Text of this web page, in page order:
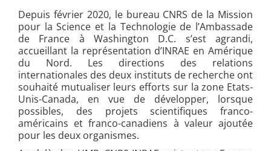
Depuis février 2020, le bureau CNRS de la Mission
pour la Science et la Technologie de l’Ambassade
de France à Washington D.C. s’est agrandi,
accueillant la représentation d’INRAE en Amérique
du Nord. Les directions des relations
internationales des deux instituts de recherche ont
souhaité mutualiser leurs efforts sur la zone Etats-
Unis-Canada, en vue de développer, lorsque
possibles, des projets scientifiques franco-
américains et franco-canadiens à valeur ajoutée
pour les deux organismes.